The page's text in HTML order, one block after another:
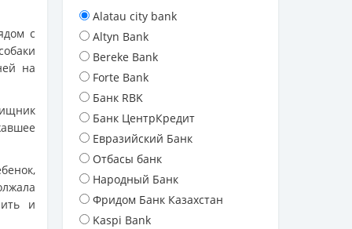
с
на
и
Alatau city bank
Altyn Bank
Bereke Bank
Forte Bank
Банк RBK
Банк ЦентрКредит
Евразийский Банк
Отбасы банк
Народный Банк
Фридом Банк Казахстан
Kaspi Bank